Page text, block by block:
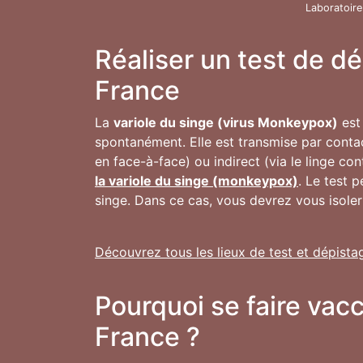
Réaliser un test de
France
La variole du singe (virus Monkeypox)
spontanément. Elle est transmise par
en face-à-face) ou indirect (via le linge
la variole du singe (monkeypox). Le test
singe. Dans ce cas, vous devrez vous
Découvrez tous les lieux de test et
Pourquoi se faire
France ?